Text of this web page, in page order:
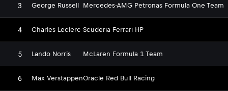
3 George Russell Mercedes-AMG Petronas Formula One Team
4 Charles Leclerc Scuderia Ferrari HP
5 Lando Norris McLaren Formula 1 Team
6 Max VerstappenOracle Red Bull Racing